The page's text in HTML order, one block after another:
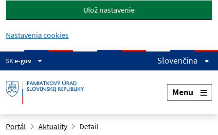
Ulož nastavenie
Nastavenia cookies
SKe-gov Slovenčina
Menu
Portál Aktuality Detail